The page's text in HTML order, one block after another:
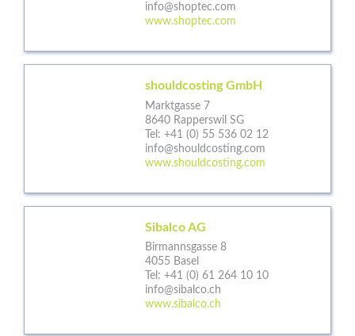
info@shoptec.com
www.shoptec.com
shouldcosting GmbH
Marktgasse 7
8640 Rapperswil SG
Tel: +41 (0) 55 536 02 12
info@shouldcosting.com
www.shouldcosting.com
Sibalco AG
Birmannsgasse 8
4055 Basel
Tel: +41 (0) 61 264 10 10
info@sibalco.ch
www.sibalco.ch